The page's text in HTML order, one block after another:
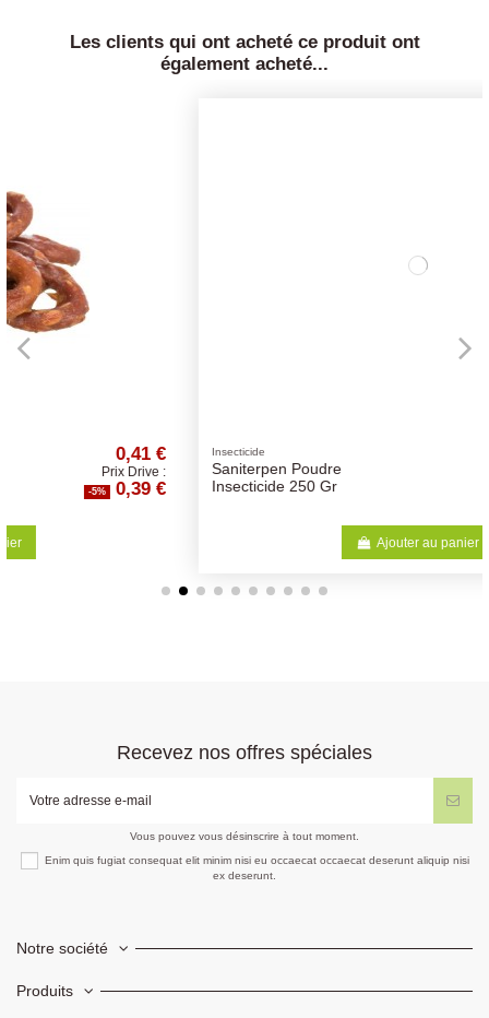
Les clients qui ont acheté ce produit ont
également acheté...
Saniterpen Poudre
Insecticide 250 Gr
Recevez nos offres spéciales
Vous pouvez vous désinscrire à tout moment.
Enim quis fugiat consequat elit minim nisi eu occaecat occaecat deserunt aliquip nisi
ex deserunt.
Notre société
Produits